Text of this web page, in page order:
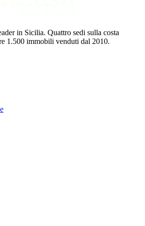
in Sicilia. Quattro sedi sulla costa
1.500 immobili venduti dal 2010.